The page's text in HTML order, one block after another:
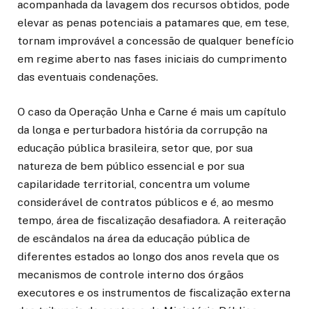
acompanhada da lavagem dos recursos obtidos, pode
elevar as penas potenciais a patamares que, em tese,
tornam improvável a concessão de qualquer benefício
em regime aberto nas fases iniciais do cumprimento
das eventuais condenações.
O caso da Operação Unha e Carne é mais um capítulo
da longa e perturbadora história da corrupção na
educação pública brasileira, setor que, por sua
natureza de bem público essencial e por sua
capilaridade territorial, concentra um volume
considerável de contratos públicos e é, ao mesmo
tempo, área de fiscalização desafiadora. A reiteração
de escândalos na área da educação pública de
diferentes estados ao longo dos anos revela que os
mecanismos de controle interno dos órgãos
executores e os instrumentos de fiscalização externa